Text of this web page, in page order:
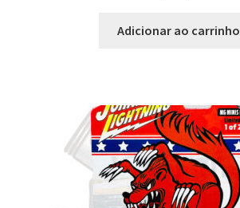
Adicionar ao carrinho